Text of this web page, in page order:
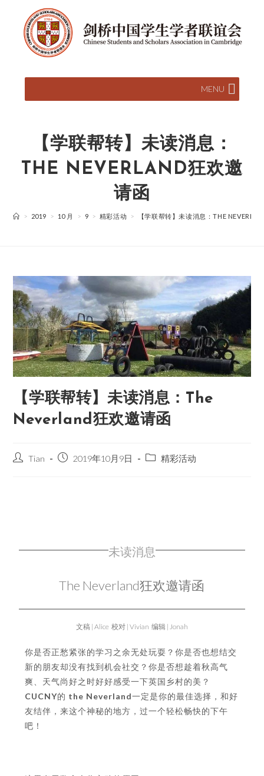
MENU
【学联帮转】未读消息：
THE NEVERLAND狂欢邀
请函
> 2019 > 10 月 > 9 > 精彩活动 > 【学联帮转】未读消息：THE
【学联帮转】未读消息：The
Neverland狂欢邀请函
Tian 2019年10月9日 精彩活动
未读消息
The Neverland狂欢邀请函
文稿 | Alice 校对 | Vivian 编辑 | Jonah
你是否正愁紧张的学习之余无处玩耍？你是否也想结交
新的朋友却没有找到机会社交？你是否想趁着秋高气
爽、天气尚好之时好好感受一下英国乡村的美？
CUCNY的 the Neverland一定是你的最佳选择，和好
友结伴，来这个神秘的地方，过一个轻松畅快的下午
吧！